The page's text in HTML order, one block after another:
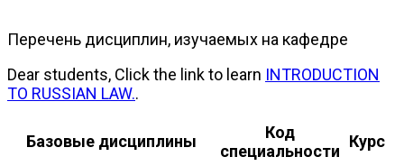
Перечень дисциплин, изучаемых на кафедре
Dear students, Click the link to learn INTRODUCTION
TO RUSSIAN LAW..
Базовые дисциплины
Код
специальности
Курс